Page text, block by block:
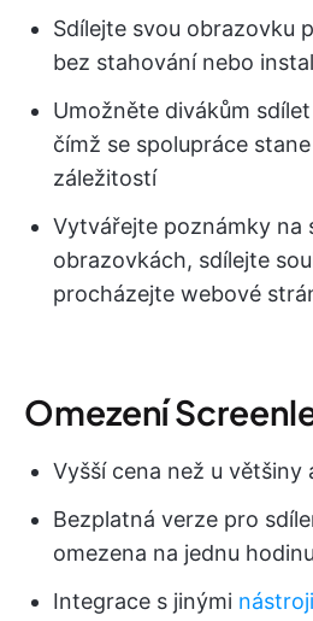
Sdílejte svou obrazovku
bez stahování nebo
Umožněte divákům
čímž se spolupráce
záležitostí
Vytvářejte poznámky na
obrazovkách, sdílejte
procházejte webové
Omezení
Vyšší cena než u většiny
Bezplatná verze pro
omezena na jednu
Integrace s jinými